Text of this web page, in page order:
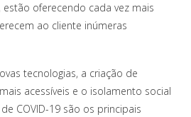
estão oferecendo cada vez mais
ao cliente inúmeras
tecnologias, a criação de
acessíveis e o isolamento social
COVID-19 são os principais